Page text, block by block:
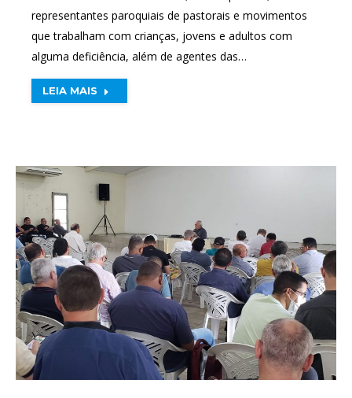
representantes paroquiais de pastorais e movimentos
que trabalham com crianças, jovens e adultos com
alguma deficiência, além de agentes das…
LEIA MAIS